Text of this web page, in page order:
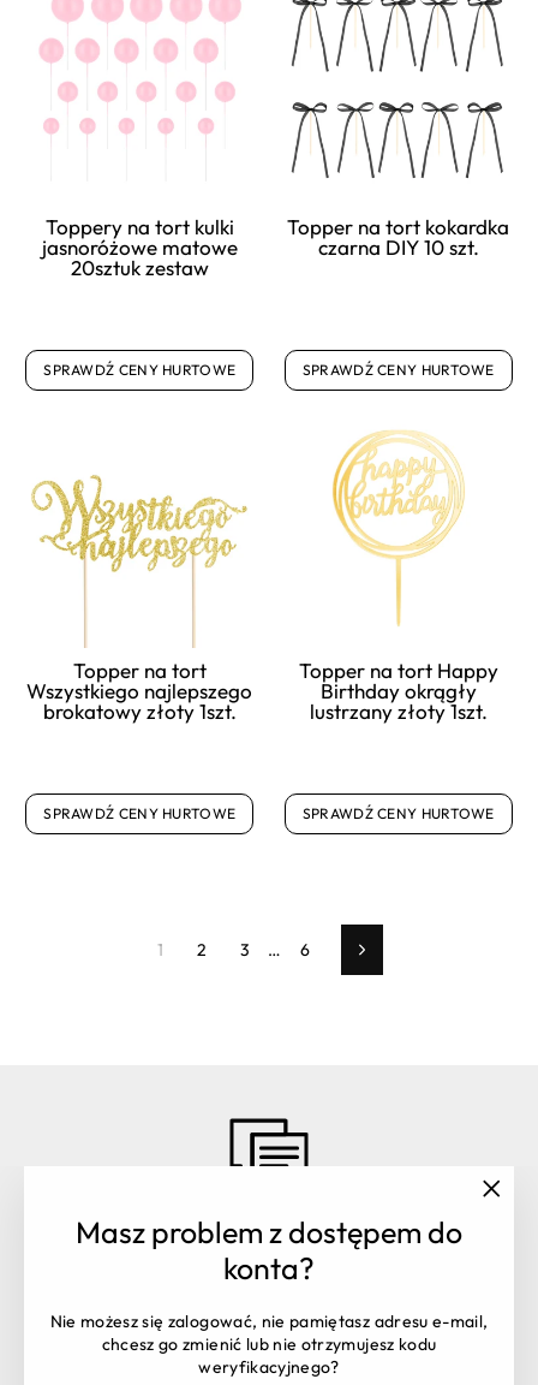
Masz problem z dostępem do
konta?
Nie możesz się zalogować, nie pamiętasz adresu e-mail,
chcesz go zmienić lub nie otrzymujesz kodu
weryfikacyjnego?
Toppery na tort kulki
jasnoróżowe matowe
20sztuk zestaw
SPRAWDŹ CENY HURTOWE
Topper na tort kokardka
czarna DIY 10 szt.
SPRAWDŹ CENY HURTOWE
Topper na tort
Wszystkiego najlepszego
brokatowy złoty 1szt.
SPRAWDŹ CENY HURTOWE
Topper na tort Happy
Birthday okrągły
lustrzany złoty 1szt.
SPRAWDŹ CENY HURTOWE
1 2 3 … 6 Dalej
Masz pytania? Skontaktuj się z
Obsługa zamówień:
+48 516 106 398
shop@partypal.pl
trade@partypal.pl